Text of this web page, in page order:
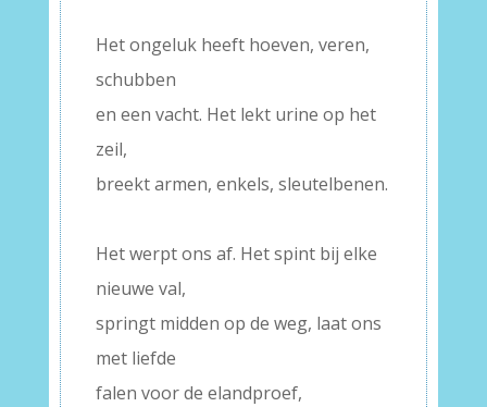
Het ongeluk heeft hoeven, veren,
schubben
en een vacht. Het lekt urine op het
zeil,
breekt armen, enkels, sleutelbenen.
Het werpt ons af. Het spint bij elke
nieuwe val,
springt midden op de weg, laat ons
met liefde
falen voor de elandproef,